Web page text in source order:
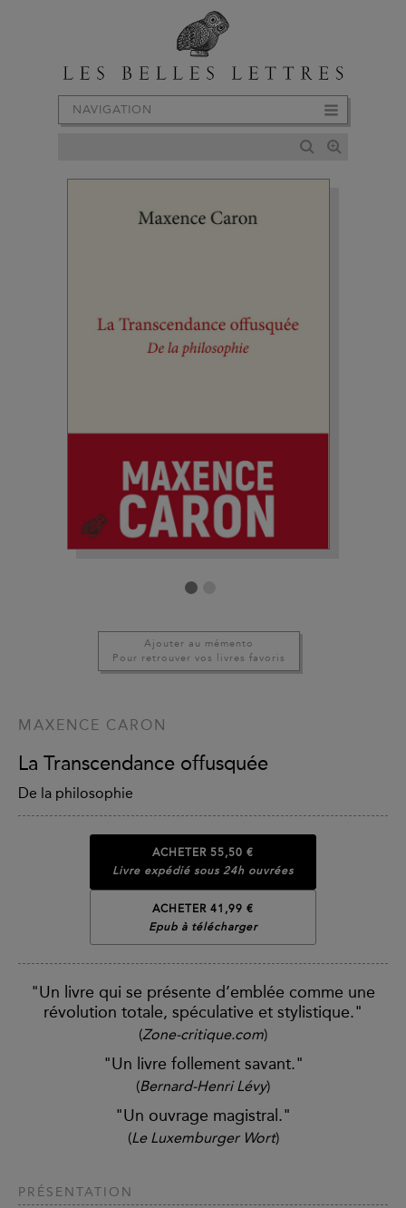
NAVIGATION
Ajouter au mémento
Pour retrouver vos livres favoris
MAXENCE CARON
La Transcendance offusquée
De la philosophie
ACHETER 55,50 €
Livre expédié sous 24h ouvrées
ACHETER 41,99 €
Epub à télécharger
"Un livre qui se présente d’emblée comme une
révolution totale, spéculative et stylistique."
(Zone-critique.com)
"Un livre follement savant."
(Bernard-Henri Lévy)
"Un ouvrage magistral."
(Le Luxemburger Wort)
PRÉSENTATION